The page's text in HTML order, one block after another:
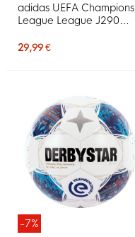
adidas UEFA Champions
League League J290
2026-2027 Blanc Noir
29,99 €
-7%